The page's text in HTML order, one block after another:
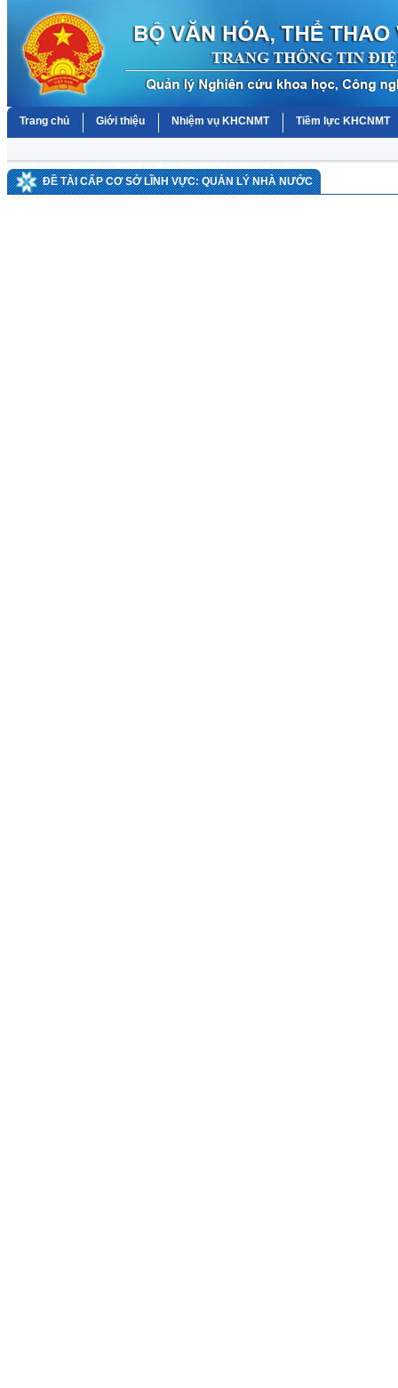
Trang chủ Giới thiệu Nhiệm vụ KHCNMT Tiềm lực KHCNMT
ĐỀ TÀI CẤP CƠ SỞ LĨNH VỰC: QUẢN LÝ NHÀ NƯỚC